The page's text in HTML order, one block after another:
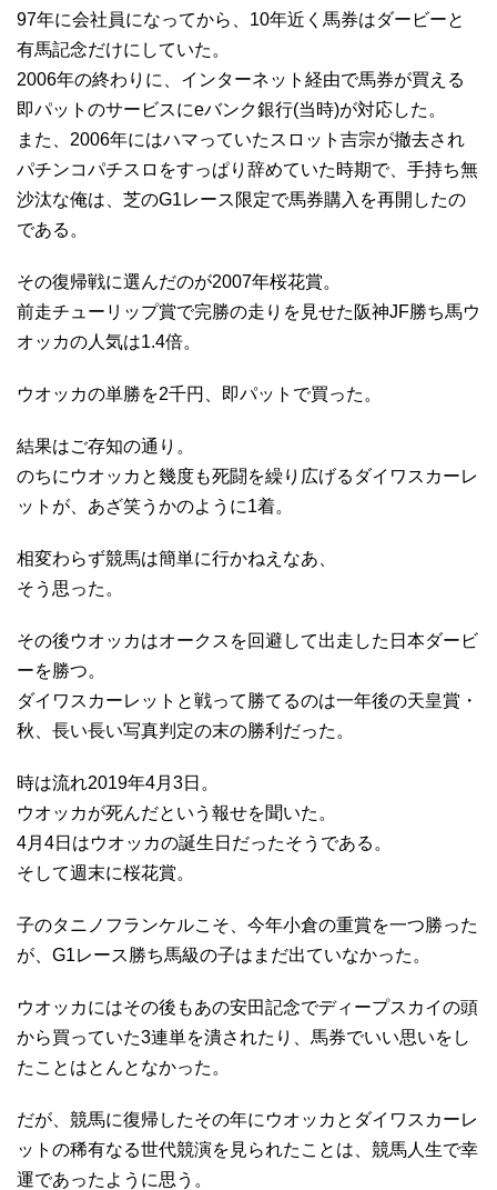
97年に会社員になってから、10年近く馬券はダービーと
有馬記念だけにしていた。
2006年の終わりに、インターネット経由で馬券が買える
即パットのサービスにeバンク銀行(当時)が対応した。
また、2006年にはハマっていたスロット吉宗が撤去され
パチンコパチスロをすっぱり辞めていた時期で、手持ち無
沙汰な俺は、芝のG1レース限定で馬券購入を再開したの
である。
その復帰戦に選んだのが2007年桜花賞。
前走チューリップ賞で完勝の走りを見せた阪神JF勝ち馬ウ
オッカの人気は1.4倍。
ウオッカの単勝を2千円、即パットで買った。
結果はご存知の通り。
のちにウオッカと幾度も死闘を繰り広げるダイワスカーレ
ットが、あざ笑うかのように1着。
相変わらず競馬は簡単に行かねえなあ、
そう思った。
その後ウオッカはオークスを回避して出走した日本ダービ
ーを勝つ。
ダイワスカーレットと戦って勝てるのは一年後の天皇賞・
秋、長い長い写真判定の末の勝利だった。
時は流れ2019年4月3日。
ウオッカが死んだという報せを聞いた。
4月4日はウオッカの誕生日だったそうである。
そして週末に桜花賞。
子のタニノフランケルこそ、今年小倉の重賞を一つ勝った
が、G1レース勝ち馬級の子はまだ出ていなかった。
ウオッカにはその後もあの安田記念でディープスカイの頭
から買っていた3連単を潰されたり、馬券でいい思いをし
たことはとんとなかった。
だが、競馬に復帰したその年にウオッカとダイワスカーレ
ットの稀有なる世代競演を見られたことは、競馬人生で幸
運であったように思う。